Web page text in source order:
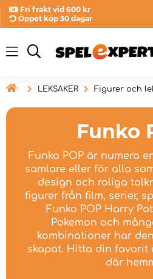
Fri frakt vid 600 kr
Öppet köp 30 dagar
 LEKSAKER Figurer och
Funko
Funko POP är numera
samlare eller för alla
design och roliga
figurer från film, serier,
Funko POP Harry
Pokemon och
kombinationer har
skapat. Hitta din favorit
där